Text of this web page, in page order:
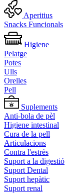
Aperitius
Snacks Funcionals
Higiene
Pelatge
Potes
Ulls
Orelles
Pell
Suplements
Anti-bola de pèl
Higiene intestinal
Cura de la pell
Articulacions
Contra l'estrès
Suport a la digestió
Suport Dental
Suport hepàtic
Suport renal